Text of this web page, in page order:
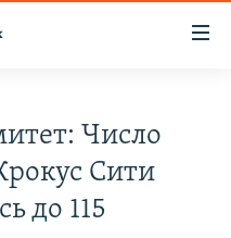
Число
Сити
до 115